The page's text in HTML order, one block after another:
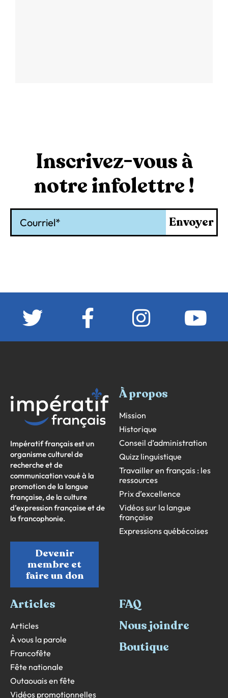
Inscrivez-vous à
notre infolettre !
Envoyer
Impératif français est un
organisme culturel de
recherche et de
communication voué à la
promotion de la langue
française, de la culture
d’expression française et de
la francophonie.
Devenir
membre et
faire un don
À propos
Mission
Historique
Conseil d’administration
Quizz linguistique
Travailler en français : les
ressources
Prix d’excellence
Vidéos sur la langue
française
Expressions québécoises
Articles
Articles
À vous la parole
Francofête
Fête nationale
Outaouais en fête
Vidéos promotionnelles
FAQ
Nous joindre
Boutique